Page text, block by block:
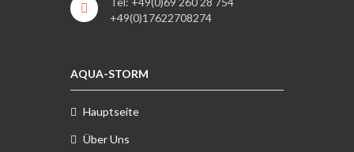
+49(0)17622708274
AQUA-STORM
Hauptseite
Über Uns